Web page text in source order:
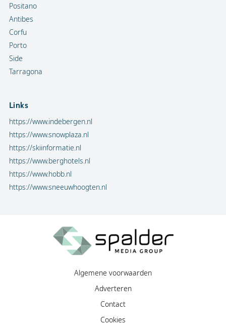
Positano
Antibes
Corfu
Porto
Side
Tarragona
Links
https://www.indebergen.nl
https://www.snowplaza.nl
https://skiinformatie.nl
https://www.berghotels.nl
https://www.hobb.nl
https://www.sneeuwhoogten.nl
Algemene voorwaarden
Adverteren
Contact
Cookies